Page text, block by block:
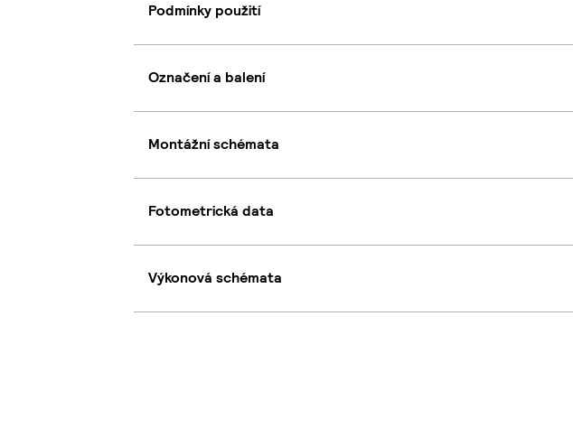
Podmínky použití
Označení a balení
Montážní schémata
Fotometrická data
Výkonová schémata